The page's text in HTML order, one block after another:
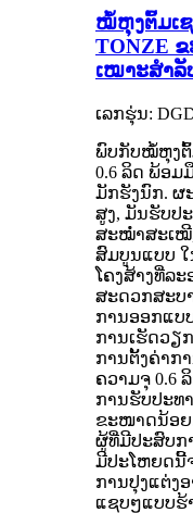
ໝໍ້ຫຸງຕົ້ມເ
TONZE
ເໝາະສຳ
ເລກຮຸ່ນ:
ພົບກັບໝໍ້ຫຸງຕົ້
0.6 ລິດ ພ້ອມ
ມັກຮັງນົກ. ຜ
ສູງ, ມັນຮັບປ
ສະໝໍ່າສະເໝີ
ສົມບູນແບບ
ໂຄງສ້າງທີ່ລ
ສະດວກສະບ
ການອອກແບ
ການເຮັດວຽ
ການຕັ້ງຄ່າກ
ຄວາມຈຸ 0.6
ການຮັບປະທ
ຂະໜາດນ້ອຍ
ຜູ້ທີ່ມີປະສົບກ
ມີປະໂຫຍດນີ້
ການປຸງແຕ່ງ
ແຊບໆແບບຮ້